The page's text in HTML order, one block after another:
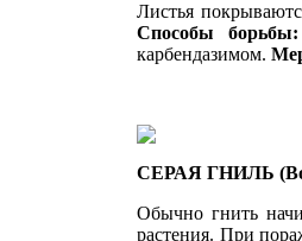
Листья
Способы борьбы:
карбендазимом.
СЕРАЯ ГНИЛЬ
Обычно гнить
растения. При